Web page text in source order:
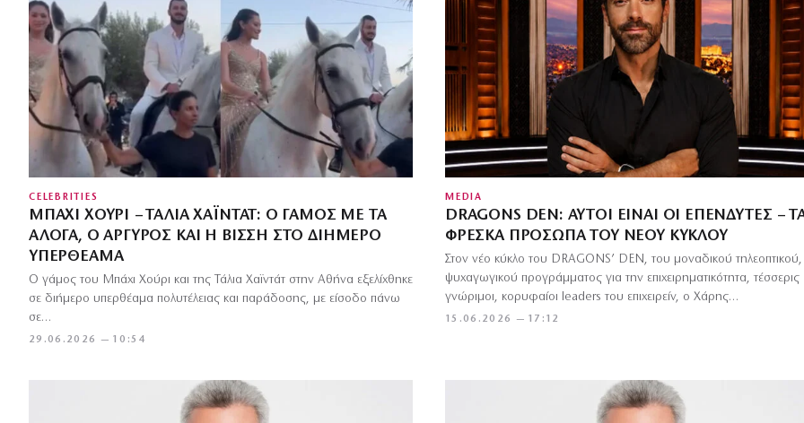
CELEBRITIES
ΜΠΆΧΙ ΧΟΎΡΙ – ΤΆΛΙΑ ΧΑΪΝΤΆΤ: Ο ΓΆΜΟΣ ΜΕ ΤΑ
ΆΛΟΓΑ, Ο ΑΡΓΥΡΌΣ ΚΑΙ Η ΒΊΣΣΗ ΣΤΟ ΔΙΉΜΕΡΟ
ΥΠΕΡΘΈΑΜΑ
29.06.2026 — 10:54
Ο γάμος του Μπάχι Χούρι και της Τάλια Χαϊντάτ στην Αθήνα εξελίχθηκε
σε διήμερο υπερθέαμα πολυτέλειας και παράδοσης, με είσοδο πάνω
σε…
MEDIA
DRAGONS DEN: ΑΥΤΟΊ ΕΊΝΑΙ ΟΙ ΕΠΕΝΔΥΤΈΣ –
ΦΡΈΣΚΑ ΠΡΌΣΩΠΑ ΤΟΥ ΝΈΟΥ ΚΎΚΛΟΥ
15.06.2026 — 17:12
Στον νέο κύκλο του DRAGONS’ DEN, του μοναδικού τηλεοπτικού,
ψυχαγωγικού προγράμματος για την επιχειρηματικότητα, τέσσερις
γνώριμοι, κορυφαίοι leaders του επιχειρείν, ο Χάρης…